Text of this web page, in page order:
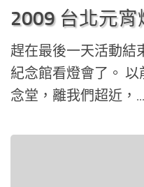
2009 台北元宵
趕在最後一天活動結
紀念館看燈會了。
念堂，離我們超近，...